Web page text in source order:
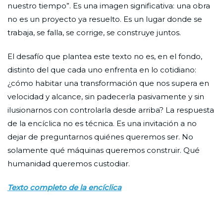
nuestro tiempo”. Es una imagen significativa: una obra
no es un proyecto ya resuelto. Es un lugar donde se
trabaja, se falla, se corrige, se construye juntos.
El desafío que plantea este texto no es, en el fondo,
distinto del que cada uno enfrenta en lo cotidiano:
¿cómo habitar una transformación que nos supera en
velocidad y alcance, sin padecerla pasivamente y sin
ilusionarnos con controlarla desde arriba? La respuesta
de la encíclica no es técnica. Es una invitación a no
dejar de preguntarnos quiénes queremos ser. No
solamente qué máquinas queremos construir. Qué
humanidad queremos custodiar.
Texto completo de la encíclica